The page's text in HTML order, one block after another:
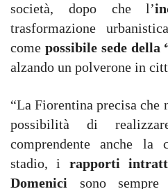
società, dopo che l’
trasformazione
come possibile sede della
alzando un polverone in
“La Fiorentina precisa che
possibilità di
comprendente anche la
stadio, i
rapporti
Domenici sono